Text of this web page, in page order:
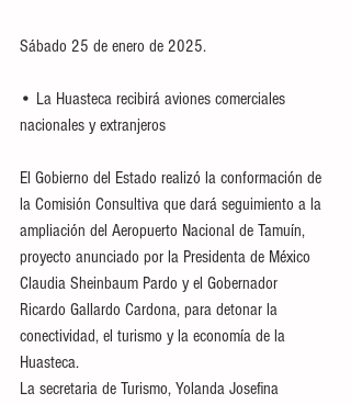
Sábado 25 de enero de 2025.
• La Huasteca recibirá aviones comerciales
nacionales y extranjeros
El Gobierno del Estado realizó la conformación de
la Comisión Consultiva que dará seguimiento a la
ampliación del Aeropuerto Nacional de Tamuín,
proyecto anunciado por la Presidenta de México
Claudia Sheinbaum Pardo y el Gobernador
Ricardo Gallardo Cardona, para detonar la
conectividad, el turismo y la economía de la
Huasteca.
La secretaria de Turismo, Yolanda Josefina